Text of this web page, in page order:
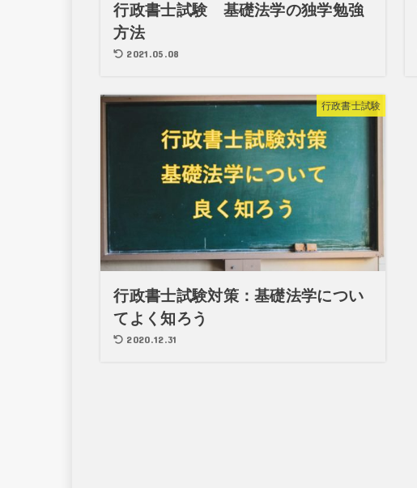
行政書士試験 基礎法学の独学勉強
方法
2021.05.08
行政書士試験
行政書士試験対策：基礎法学につい
てよく知ろう
2020.12.31